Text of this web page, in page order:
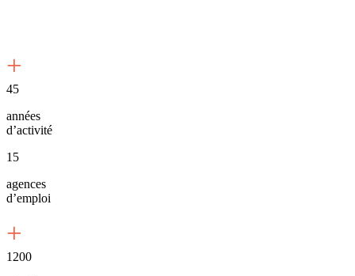
+
45
années
d’activité
15
agences
d’emploi
+
1200